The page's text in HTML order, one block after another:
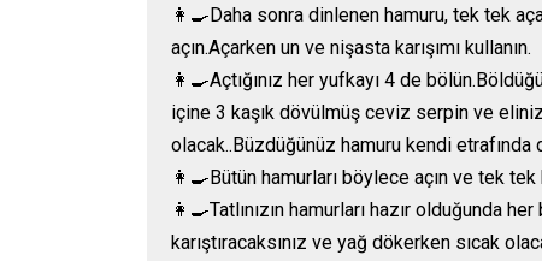
👩‍🍳Daha sonra dinlenen hamuru, tek tek
açın.Açarken un ve nişasta karışımı kullanın.
👩‍🍳Açtığınız her yufkayı 4 de
içine 3 kaşık dövülmüş ceviz serpin ve
olacak..Büzdüğünüz hamuru kendi etrafında
👩‍🍳Bütün hamurları böylece açın ve tek
👩‍🍳Tatlınızın hamurları hazır olduğunda
karıştıracaksınız ve yağ dökerken sıcak